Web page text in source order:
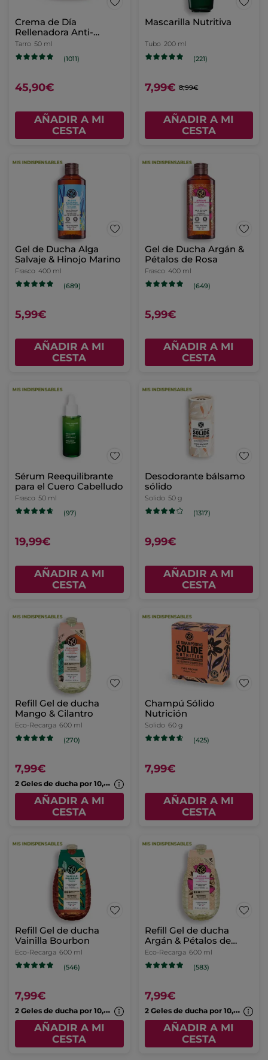
Crema de Día
Rellenadora Anti-
Arrugas
Tarro 50 ml
(1011)
45,90€
AÑADIR A MI
CESTA
Mascarilla Nutritiva
Tubo 200 ml
(221)
7,99€ 8,99€
AÑADIR A MI
CESTA
Gel de Ducha Alga
Salvaje & Hinojo Marino
Frasco 400 ml
(689)
5,99€
AÑADIR A MI
CESTA
Gel de Ducha Argán &
Pétalos de Rosa
Frasco 400 ml
(649)
5,99€
AÑADIR A MI
CESTA
Sérum Reequilibrante
para el Cuero Cabelludo
Frasco 50 ml
(97)
19,99€
AÑADIR A MI
CESTA
Desodorante bálsamo
sólido
Solido 50 g
(1317)
9,99€
AÑADIR A MI
CESTA
Refill Gel de ducha
Mango & Cilantro
Eco-Recarga 600 ml
(270)
7,99€
2
Geles de ducha por 10,99€
AÑADIR A MI
CESTA
Champú Sólido
Nutrición
Solido 60 g
(425)
7,99€
AÑADIR A MI
CESTA
Refill Gel de ducha
Vainilla Bourbon
Eco-Recarga 600 ml
(546)
7,99€
2
Geles de ducha por 10,99€
AÑADIR A MI
CESTA
Refill Gel de ducha
Argán & Pétalos de
Rosa
Eco-Recarga 600 ml
(583)
7,99€
2
Geles de ducha por 10,99€
AÑADIR A MI
CESTA